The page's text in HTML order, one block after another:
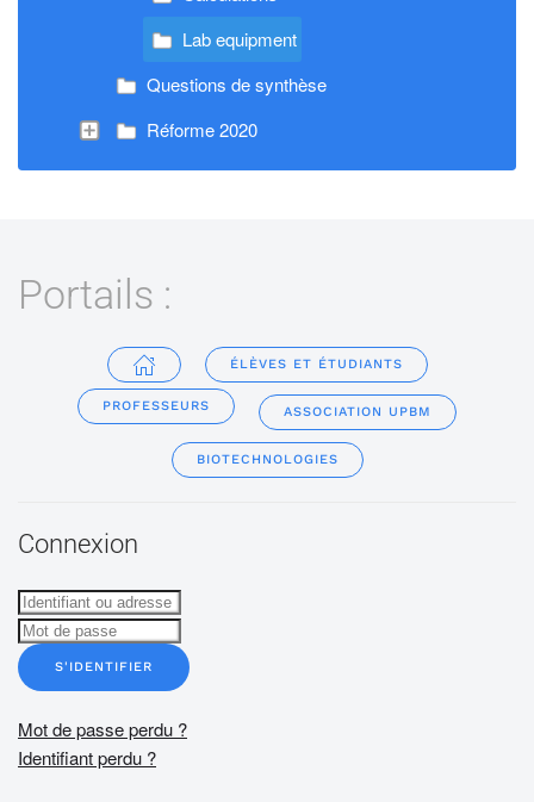
Lab equipment
Questions de synthèse
Réforme 2020
Portails :
ÉLÈVES ET ÉTUDIANTS
PROFESSEURS ASSOCIATION UPBM
BIOTECHNOLOGIES
Connexion
S'IDENTIFIER
Mot de passe perdu ?
Identifiant perdu ?